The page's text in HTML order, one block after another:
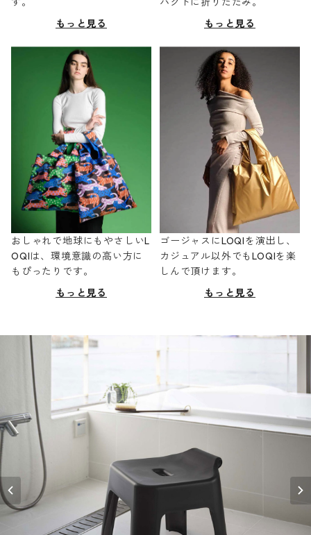
もっと見る
もっと見る
おしゃれで地球にもやさしいL
OQIは、環境意識の高い方に
もぴったりです。
もっと見る
ゴージャスにLOQIを演出し、
カジュアル以外でもLOQIを楽
しんで頂けます。
もっと見る